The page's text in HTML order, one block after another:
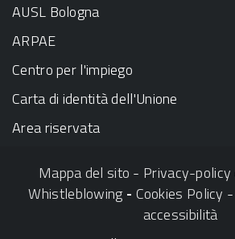
AUSL Bologna
ARPAE
Centro per l'impiego
Carta di identità dell'Unione
Area riservata
Mappa del sito - Privacy-
Whistleblowing - Cookies Policy -
accessibilità